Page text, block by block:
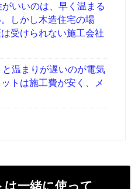
いいのは、早く温まる
しかし木造住宅の場
受けられない施工会社
温まりが遅いのが電気
トは施工費が安く、メ
は一緒に使って